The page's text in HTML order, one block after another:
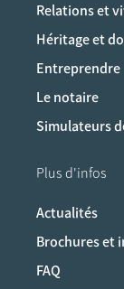
Relations et
Héritage et
Entreprendre
Le notaire
Simulateurs
Plus d'infos
Actualités
Brochures et
FAQ